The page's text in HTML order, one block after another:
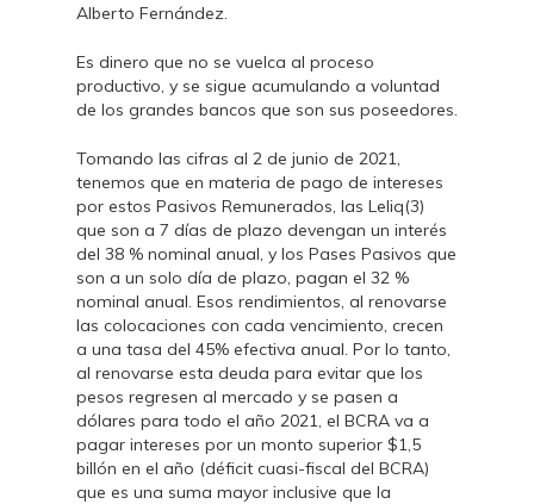
Alberto Fernández.
Es dinero que no se vuelca al proceso
productivo, y se sigue acumulando a voluntad
de los grandes bancos que son sus poseedores.
Tomando las cifras al 2 de junio de 2021,
tenemos que en materia de pago de intereses
por estos Pasivos Remunerados, las Leliq(3)
que son a 7 días de plazo devengan un interés
del 38 % nominal anual, y los Pases Pasivos que
son a un solo día de plazo, pagan el 32 %
nominal anual. Esos rendimientos, al renovarse
las colocaciones con cada vencimiento, crecen
a una tasa del 45% efectiva anual. Por lo tanto,
al renovarse esta deuda para evitar que los
pesos regresen al mercado y se pasen a
dólares para todo el año 2021, el BCRA va a
pagar intereses por un monto superior $1,5
billón en el año (déficit cuasi-fiscal del BCRA)
que es una suma mayor inclusive que la